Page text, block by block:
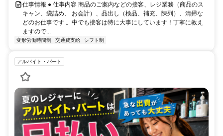
仕事情報 ● 仕事内容 商品のご案内などの接客、レジ業務（商品のス
キャン、袋詰め、 お会計）、品出し（検品、補充、陳列）、清掃な
どのお仕事です 。中でも接客は特に大事にしています！丁寧に教え
ますので...
変形労働時間制 交通費支給 シフト制
アルバイト・パート